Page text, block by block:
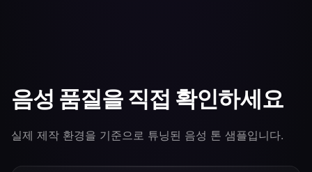
음성 품질을 직접 확인하세요
실제 제작 환경을 기준으로 튜닝된 음성 톤 샘플입니다.